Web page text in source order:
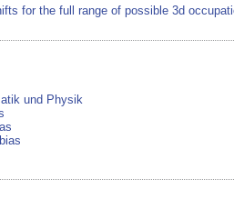
for the full range of possible 3d
und Physik